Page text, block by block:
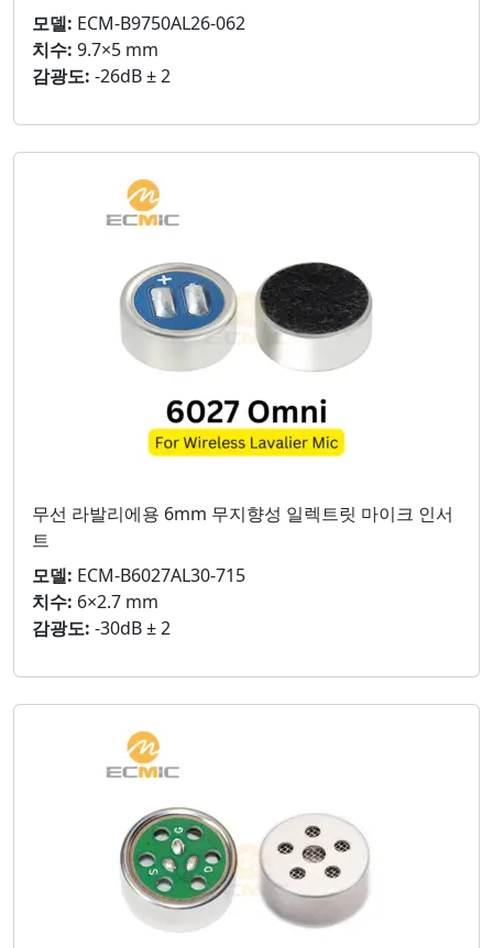
모델: ECM-B9750AL26-062
치수: 9.7×5 mm
감광도: -26dB ± 2
무선 라발리에용 6mm 무지향성 일렉트릿 마이크 인서
트
모델: ECM-B6027AL30-715
치수: 6×2.7 mm
감광도: -30dB ± 2